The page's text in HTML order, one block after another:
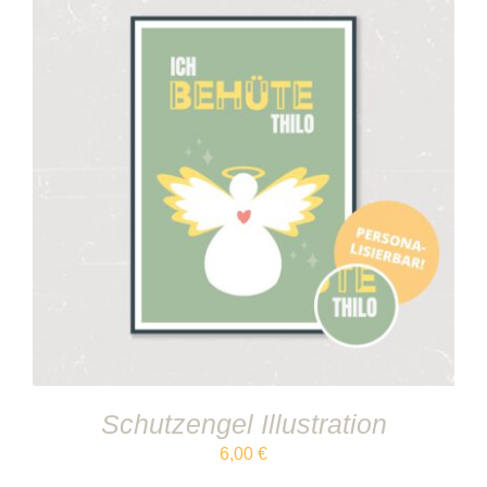
IN DEN WARENKORB / DETAILS
Schutzengel Illustration
6,00 €